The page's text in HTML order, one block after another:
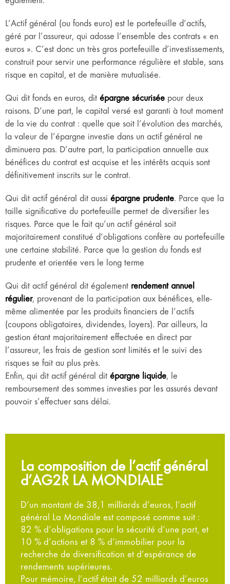
L’Actif général (ou fonds euro) est le portefeuille d’actifs,
géré par l’assureur, qui adosse l’ensemble des contrats « en
euros ». C’est donc un très gros portefeuille d’investissements,
construit pour servir une performance régulière et stable, sans
risque en capital, et de manière mutualisée.
Qui dit fonds en euros, dit épargne sécurisée pour deux
raisons. D’une part, le capital versé est garanti à tout moment
de la vie du contrat : quelle que soit l’évolution des marchés,
la valeur de l’épargne investie dans un actif général ne
diminuera pas. D’autre part, la participation annuelle aux
bénéfices du contrat est acquise et les intérêts acquis sont
définitivement inscrits sur le contrat.
Qui dit actif général dit aussi épargne prudente. Parce que la
taille significative du portefeuille permet de diversifier les
risques. Parce que le fait qu’un actif général soit
majoritairement constitué d’obligations confère au portefeuille
une certaine stabilité. Parce que la gestion du fonds est
prudente et orientée vers le long terme
Qui dit actif général dit également rendement annuel
régulier, provenant de la participation aux bénéfices, elle-
même alimentée par les produits financiers de l’actifs
(coupons obligataires, dividendes, loyers). Par ailleurs, la
gestion étant majoritairement effectuée en direct par
l’assureur, les frais de gestion sont limités et le suivi des
risques se fait au plus près.
Enfin, qui dit actif général dit épargne liquide, le
remboursement des sommes investies par les assurés devant
pouvoir s’effectuer sans délai.
La composition de l’actif général
d’AG2R LA MONDIALE
D’un montant de 38,1 milliards d’euros, l’actif
général La Mondiale est composé comme suit :
82 % d’obligations pour la sécurité d’une part, et
10 % d’actions et 8 % d’immobilier pour la
recherche de diversification et d’espérance de
rendements supérieures.
Pour mémoire, l’actif était de 52 milliards d’euros